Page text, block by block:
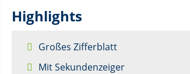
Highlights
Großes Zifferblatt
Mit Sekundenzeiger